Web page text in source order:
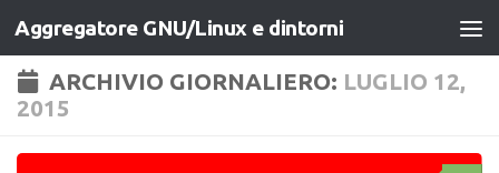
Salta al contenuto
Aggregatore GNU/Linux e dintorni
ARCHIVIO GIORNALIERO: LUGLIO 12,
2015